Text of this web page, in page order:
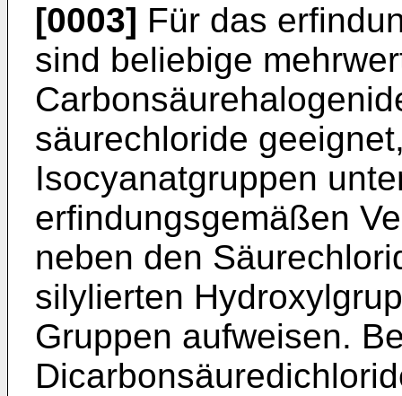
[0003] Für das
sind beliebige
säurechloride
Isocyanatgruppen
erfindungsgemäßen
neben den
silylierten
Gruppen aufweisen.